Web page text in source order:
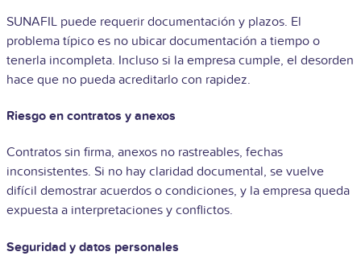
SUNAFIL puede requerir documentación y plazos. El
problema típico es no ubicar documentación a tiempo o
tenerla incompleta. Incluso si la empresa cumple, el desorden
hace que no pueda acreditarlo con rapidez.
Riesgo en contratos y anexos
Contratos sin firma, anexos no rastreables, fechas
inconsistentes. Si no hay claridad documental, se vuelve
difícil demostrar acuerdos o condiciones, y la empresa queda
expuesta a interpretaciones y conflictos.
Seguridad y datos personales